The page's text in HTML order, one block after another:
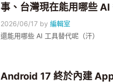
事、台灣現在能用哪些 AI
2026/06/17 by編輯室
還能用哪些 AI 工具替代呢（汗）
Android 17 終於內建